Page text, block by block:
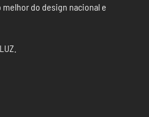
do design nacional e